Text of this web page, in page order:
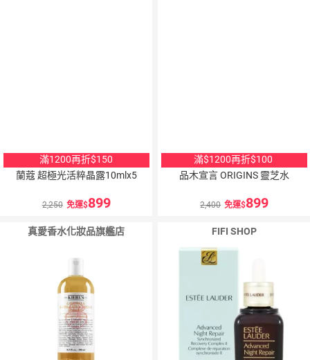
滿1200再折$150
蘭蔻 超極光活粹晶露10mlx5
2,250 免運 899
滿$1200再折$100
品木宣言 ORIGINS 靈芝水
2,400 免運 899
真愛香水化妝品旗艦店 FIFI SHOP